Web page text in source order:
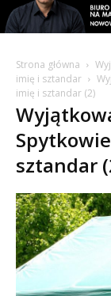
Strona główna
imię i sztandar
imię i sztandar (2)
sztandar